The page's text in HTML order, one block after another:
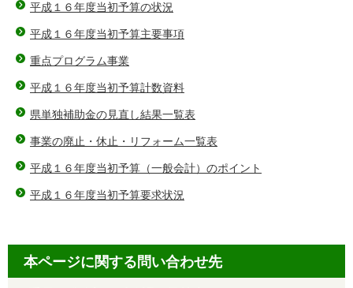
平成１６年度当初予算の状況
平成１６年度当初予算主要事項
重点プログラム事業
平成１６年度当初予算計数資料
県単独補助金の見直し結果一覧表
事業の廃止・休止・リフォーム一覧表
平成１６年度当初予算（一般会計）のポイント
平成１６年度当初予算要求状況
本ページに関する問い合わせ先